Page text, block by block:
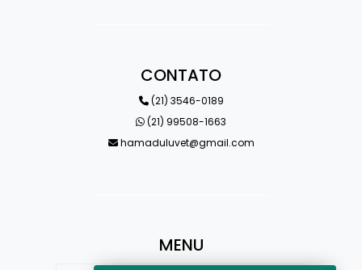
CONTATO
(21) 3546-0189
(21) 99508-1663
hamaduluvet@gmail.com
MENU